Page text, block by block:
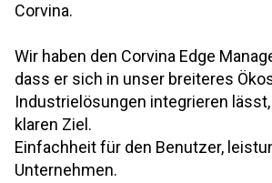
Corvina.
Wir haben den Corvina Edge
dass er sich in unser breiteres
Industrielösungen integrieren
klaren Ziel.
Einfachheit für den Benutzer,
Unternehmen.